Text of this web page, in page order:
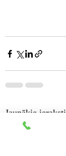
Jaunākie ieraksti